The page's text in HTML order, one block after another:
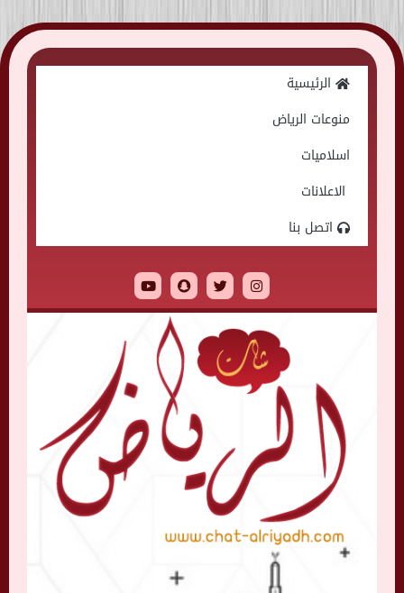
Skip
to
الرئيسية
منوعات الرياض
اسلاميات
الاعلانات
اتصل بنا